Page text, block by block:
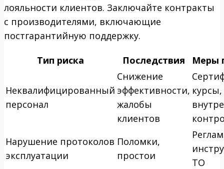
лояльности клиентов. Заключайте контракты
с производителями, включающие
постгарантийную поддержку.
Тип риска Последствия Меры
Неквалифицированный
персонал
Снижение
эффективности,
жалобы
клиентов
Нарушение протоколов
эксплуатации
Поломки,
простои
ТО